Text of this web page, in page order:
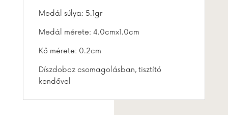
Medál súlya: 5.1gr
Medál mérete: 4.0cmx1.0cm
Kő mérete: 0.2cm
Díszdoboz csomagolásban, tisztító
kendővel